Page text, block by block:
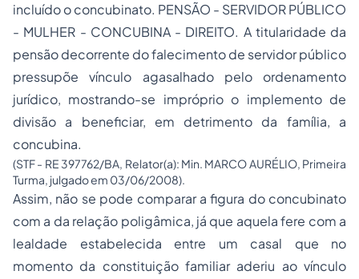
incluído o concubinato. PENSÃO - SERVIDOR PÚBLICO
- MULHER - CONCUBINA - DIREITO. A titularidade da
pensão decorrente do falecimento de servidor público
pressupõe vínculo agasalhado pelo ordenamento
jurídico, mostrando-se impróprio o implemento de
divisão a beneficiar, em detrimento da família, a
concubina.
(STF - RE 397762/BA, Relator(a): Min. MARCO AURÉLIO, Primeira
Turma, julgado em 03/06/2008).
Assim, não se pode comparar a figura do concubinato
com a da relação poligâmica, já que aquela fere com a
lealdade estabelecida entre um casal que no
momento da constituição familiar aderiu ao vínculo